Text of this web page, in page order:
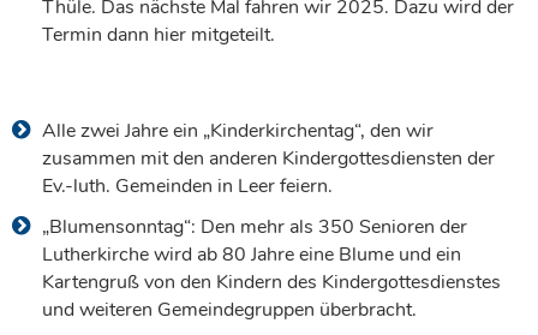
Thüle. Das nächste Mal fahren wir 2025. Dazu wird der
Termin dann hier mitgeteilt.
Alle zwei Jahre ein „Kinderkirchentag“, den wir
zusammen mit den anderen Kindergottesdiensten der
Ev.-luth. Gemeinden in Leer feiern.
„Blumensonntag“: Den mehr als 350 Senioren der
Lutherkirche wird ab 80 Jahre eine Blume und ein
Kartengruß von den Kindern des Kindergottesdienstes
und weiteren Gemeindegruppen überbracht.